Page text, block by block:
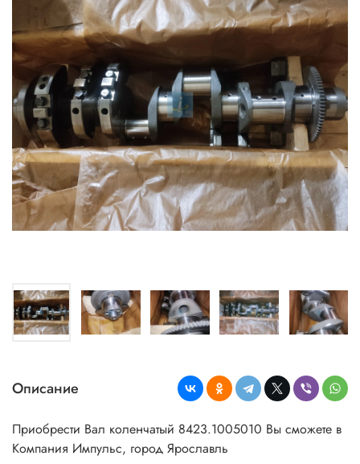
Описание
Приобрести Вал коленчатый 8423.1005010 Вы сможете в
Компания Импульс, город Ярославль